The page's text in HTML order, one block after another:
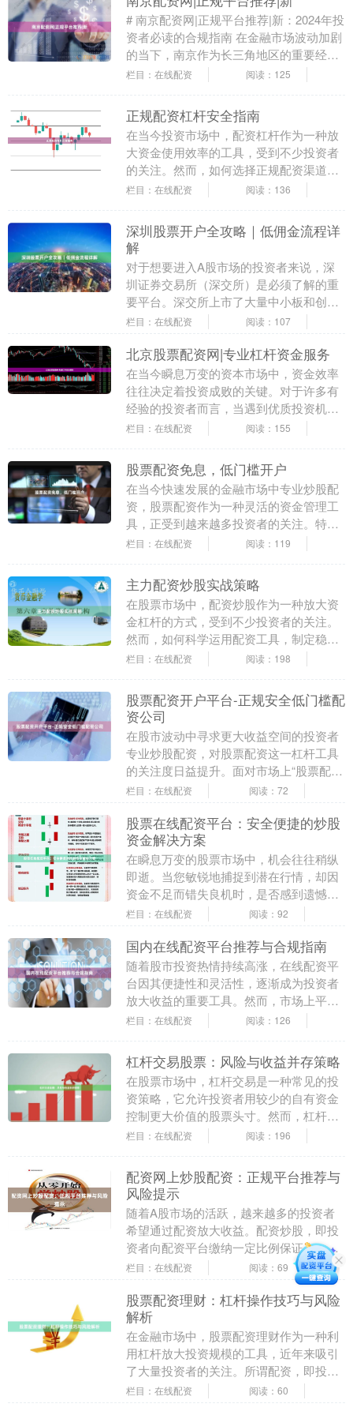
# 南京配资网|正规平台推荐|新：2024年投
资者必读的合规指南 在金融市场波动加剧
的当下，南京作为长三角地区的重要经济
枢纽，其配资市场正经历着从野蛮生长到
栏目：在线配资 阅读：125
正规配资杠杆安全指南
在当今投资市场中，配资杠杆作为一种放
大资金使用效率的工具，受到不少投资者
的关注。然而，如何选择正规配资渠道、
合理运用杠杆，成为保障资金安全的关
栏目：在线配资 阅读：136
深圳股票开户全攻略｜低佣金流程详
解
对于想要进入A股市场的投资者来说，深
圳证券交易所（深交所）是必须了解的重
要平台。深交所上市了大量中小板和创业
板股票股票配资网站，涵盖科技、消费、
栏目：在线配资 阅读：107
北京股票配资网|专业杠杆资金服务
在当今瞬息万变的资本市场中，资金效率
往往决定着投资成败的关键。对于许多有
经验的投资者而言，当遇到优质投资机会
却受限于自有资金不足时，合理运用杠杆
栏目：在线配资 阅读：155
股票配资免息，低门槛开户
在当今快速发展的金融市场中专业炒股配
资，股票配资作为一种灵活的资金管理工
具，正受到越来越多投资者的关注。特别
是“免息”和“低门槛开户”这两大亮点，为那
栏目：在线配资 阅读：119
主力配资炒股实战策略
在股票市场中，配资炒股作为一种放大资
金杠杆的方式，受到不少投资者的关注。
然而，如何科学运用配资工具，制定稳健
的实战策略，是每位参与者必须掌握的技
栏目：在线配资 阅读：198
股票配资开户平台-正规安全低门槛配
资公司
在股市波动中寻求更大收益空间的投资者
专业炒股配资，对股票配资这一杠杆工具
的关注度日益提升。面对市场上“股票配资
开户平台-正规安全低门槛配资公司”的宣
栏目：在线配资 阅读：72
股票在线配资平台：安全便捷的炒股
资金解决方案
在瞬息万变的股票市场中，机会往往稍纵
即逝。当您敏锐地捕捉到潜在行情，却因
资金不足而错失良机时，是否感到遗憾？
股票在线配资平台，正是为解决这一痛点
栏目：在线配资 阅读：92
国内在线配资平台推荐与合规指南
随着股市投资热情持续高涨，在线配资平
台因其便捷性和灵活性，逐渐成为投资者
放大收益的重要工具。然而，市场上平台
质量参差不齐，如何选择合规、安全的配
栏目：在线配资 阅读：126
杠杆交易股票：风险与收益并存策略
在股票市场中，杠杆交易是一种常见的投
资策略，它允许投资者用较少的自有资金
控制更大价值的股票头寸。然而，杠杆交
易股票是一把双刃剑，既可能放大收益，
栏目：在线配资 阅读：196
配资网上炒股配资：正规平台推荐与
风险提示
随着A股市场的活跃，越来越多的投资者
希望通过配资放大收益。配资炒股，即投
资者向配资平台缴纳一定比例保证金，平
台按比例提供资金供其操作股票。然而股
栏目：在线配资 阅读：69
股票配资理财：杠杆操作技巧与风险
解析
在金融市场中，股票配资理财作为一种利
用杠杆放大投资规模的工具，近年来吸引
了大量投资者的关注。所谓配资，即投资
者通过向配资公司借入资金，以自有资金
栏目：在线配资 阅读：60